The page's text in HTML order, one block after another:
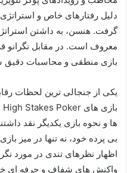
دلیل رفتارهای خاص و
گرفت. هنسن، به داشتن
معروف است. در مقابل نگرانو
بازی منطقی و محاسبات دقیق
یکی از جنجالی‌ ترین لحظات
ها و نحوه بازی یکدیگر نقد
بی‌ پرده خود، نه تنها در میز
اظهار نظرهای تندی در مورد
واکنش‌ های شفاف و حرفه‌ ای